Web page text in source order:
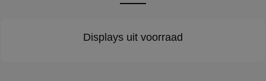
Displays uit voorraad